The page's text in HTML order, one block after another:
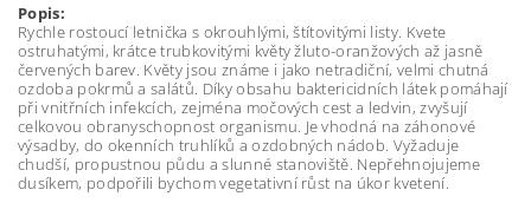
Popis:
Rychle rostoucí letnička s okrouhlými, štítovitými listy. Kvete
ostruhatými, krátce trubkovitými květy žluto-oranžových až jasně
červených barev. Květy jsou známe i jako netradiční, velmi chutná
ozdoba pokrmů a salátů. Díky obsahu baktericidních látek pomáhají
při vnitřních infekcích, zejména močových cest a ledvin, zvyšují
celkovou obranyschopnost organismu. Je vhodná na záhonové
výsadby, do okenních truhlíků a ozdobných nádob. Vyžaduje
chudší, propustnou půdu a slunné stanoviště. Nepřehnojujeme
dusíkem, podpořili bychom vegetativní růst na úkor kvetení.